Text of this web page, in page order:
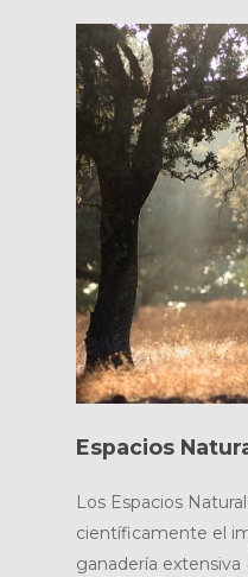
Espacios
Los Espacios
científicamente el
ganadería